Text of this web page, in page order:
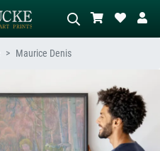
Décrivez la scène – ex. prairie verte,
abstrait avec beaucoup de rouge,
tableau sombre, nu debout près d'un
arbre.
Maurice Denis